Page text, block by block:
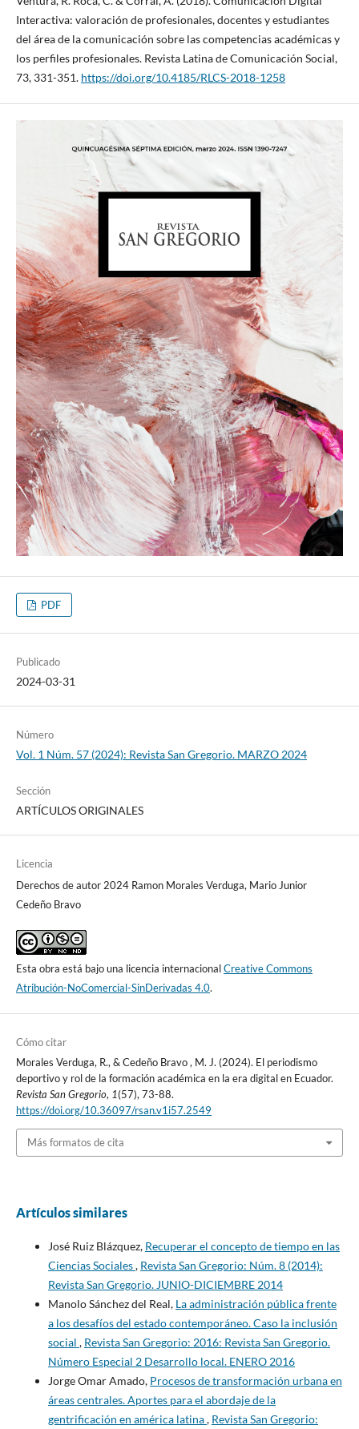
Interactiva: valoración de profesionales, docentes y estudiantes
del área de la comunicación sobre las competencias académicas y
los perfiles profesionales. Revista Latina de Comunicación Social,
73, 331-351. https://doi.org/10.4185/RLCS-2018-1258
PDF
Publicado
2024-03-31
Número
Vol. 1 Núm. 57 (2024): Revista San Gregorio. MARZO 2024
Sección
ARTÍCULOS ORIGINALES
Licencia
Derechos de autor 2024 Ramon Morales Verduga, Mario Junior
Cedeño Bravo
Esta obra está bajo una licencia internacionalCreative Commons
Atribución-NoComercial-SinDerivadas 4.0.
Cómo citar
Morales Verduga, R., & Cedeño Bravo , M. J. (2024). El periodismo
deportivo y rol de la formación académica en la era digital en Ecuador.
Revista San Gregorio, 1(57), 73-88.
https://doi.org/10.36097/rsan.v1i57.2549
Más formatos de cita
Artículos similares
José Ruiz Blázquez, Recuperar el concepto de tiempo en las
Ciencias Sociales, Revista San Gregorio: Núm. 8 (2014):
Revista San Gregorio. JUNIO-DICIEMBRE 2014
Manolo Sánchez del Real, La administración pública frente
a los desafíos del estado contemporáneo. Caso la inclusión
social , Revista San Gregorio: 2016: Revista San Gregorio.
Número Especial 2 Desarrollo local. ENERO 2016
Jorge Omar Amado, Procesos de transformación urbana en
áreas centrales. Aportes para el abordaje de la
gentrificación en américa latina, Revista San Gregorio: